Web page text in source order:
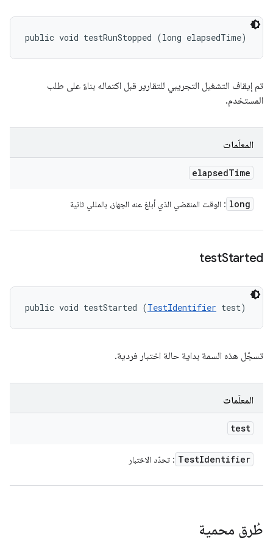
public void testRunStopped (long elapsedTime)
تم إيقاف التشغيل التجريبي للتقارير قبل اكتماله بناءً على طلب
المستخدم.
المعلَمات
elapsedTime
long : الوقت المنقضي الذي أبلغ عنه الجهاز، بالمللي ثانية
testStarted
public void testStarted (TestIdentifier test)
تسجّل هذه السمة بداية حالة اختبار فردية.
المعلَمات
test
TestIdentifier : تحدّد الاختبار
طُرق محمية